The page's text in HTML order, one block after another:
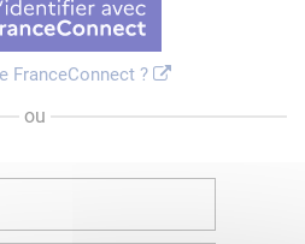
FranceConnect ?
ou